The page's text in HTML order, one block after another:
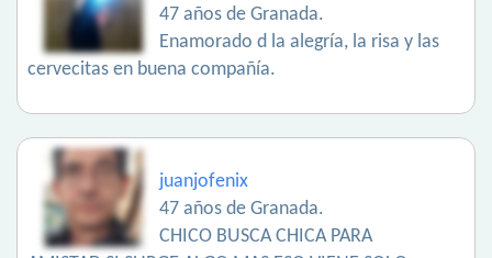
47 años de Granada.
Enamorado d la alegría, la risa y las
cervecitas en buena compañía.
juanjofenix
47 años de Granada.
CHICO BUSCA CHICA PARA